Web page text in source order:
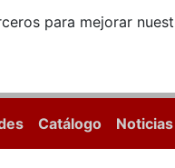
para mejorar
Catálogo